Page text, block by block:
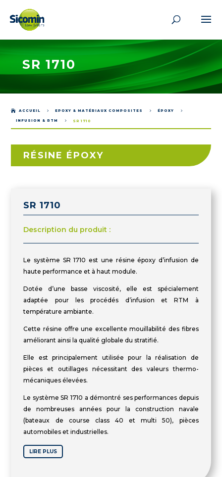
SR 1710
 ACCUEIL 5 EPOXY & MATÉRIAUX COMPOSITES 5 ÉPOXY 5
INFUSION & RTM 5 SR 1710
RÉSINE ÉPOXY
SR 1710
Description du produit :
Le système SR 1710 est une résine époxy d’infusion de
haute performance et à haut module.
Dotée d’une basse viscosité, elle est spécialement
adaptée pour les procédés d’infusion et RTM à
température ambiante.
Cette résine offre une excellente mouillabilité des fibres
améliorant ainsi la qualité globale du stratifié.
Elle est principalement utilisée pour la réalisation de
pièces et outillages nécessitant des valeurs thermo-
mécaniques élevées.
Le système SR 1710 a démontré ses performances depuis
de nombreuses années pour la construction navale
(bateaux de course class 40 et multi 50), pièces
automobiles et industrielles.
LIRE PLUS